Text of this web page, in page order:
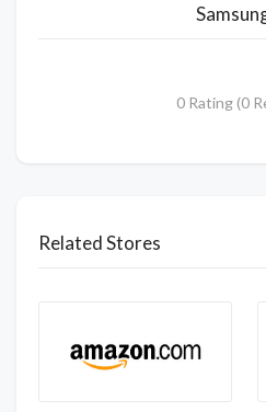
0 Rating (0
Related Stores